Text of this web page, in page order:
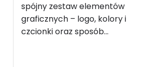
spójny zestaw elementów
graficznych – logo, kolory i
czcionki oraz sposób...